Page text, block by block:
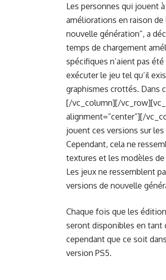
Les personnes qui jouent
améliorations en raison de
nouvelle génération”, a
temps de chargement
spécifiques n’aient pas
exécuter le jeu tel qu’il
graphismes crottés. Dans
[/vc_column][/
alignment=”center”][/
jouent ces versions sur
Cependant, cela ne
textures et les modèles de
Les jeux ne ressemblent
versions de nouvelle
Chaque fois que les
seront disponibles en tant
cependant que ce soit
version PS5.